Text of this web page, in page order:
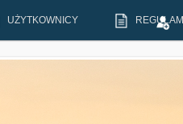
UŻYTKOWNICY